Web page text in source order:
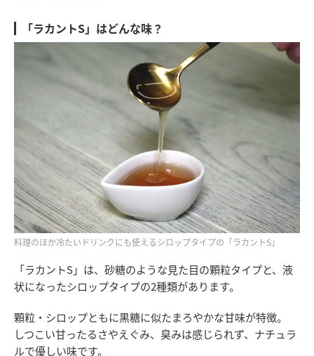
「ラカントS」はどんな味？
料理のほか冷たいドリンクにも使えるシロップタイプの「ラカントS」
「ラカントS」は、砂糖のような見た目の顆粒タイプと、液
状になったシロップタイプの2種類があります。
顆粒・シロップともに黒糖に似たまろやかな甘味が特徴。
しつこい甘ったるさやえぐみ、臭みは感じられず、ナチュラ
ルで優しい味です。